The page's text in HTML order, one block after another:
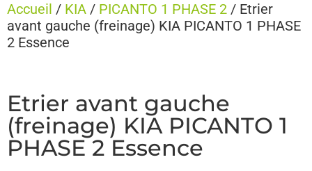
Accueil / KIA / PICANTO 1 PHASE 2 / Etrier
avant gauche (freinage) KIA PICANTO 1 PHASE
2 Essence
Etrier avant gauche
(freinage) KIA PICANTO 1
PHASE 2 Essence